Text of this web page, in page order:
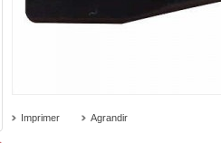
Imprimer Agrandir